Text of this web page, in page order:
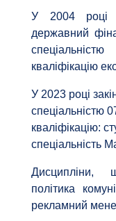
У 2004 році
державний
кваліфікацію
У 2023 році
спеціальністю
кваліфікацію:
спеціальність
Дисципліни,
політика
рекламний